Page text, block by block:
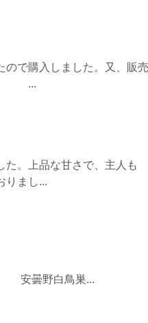
ので購入しました。又、販売
。 ...
た。上品な甘さで、主人も
りまし...
鳥巣...